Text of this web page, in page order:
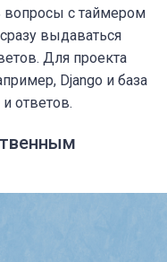
вопросы с таймером
выдаваться
Для проекта
Django и база
ответов.